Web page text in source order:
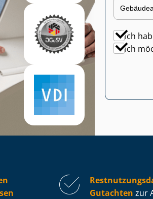
Ich
Ich
Gutachten zur